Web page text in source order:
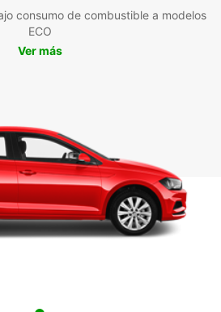
consumo de combustible a modelos
ECO
Ver más